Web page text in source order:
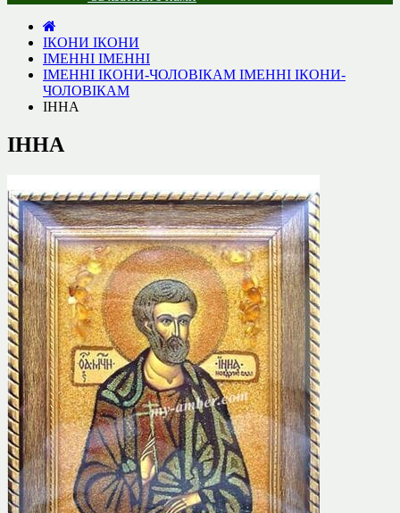
ІКОНИ ІКОНИ
ІМЕННІ ІМЕННІ
ІМЕННІ ІКОНИ-ЧОЛОВІКАМ ІМЕННІ ІКОНИ-
ЧОЛОВІКАМ
ІННА
ІННА